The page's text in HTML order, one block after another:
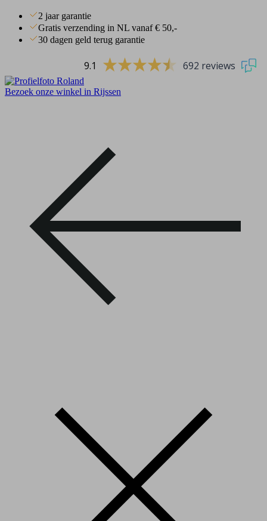
2 jaar garantie
Gratis verzending in NL vanaf € 50,-
30 dagen geld terug garantie
9.1 692 reviews
Bezoek onze winkel in Rijssen